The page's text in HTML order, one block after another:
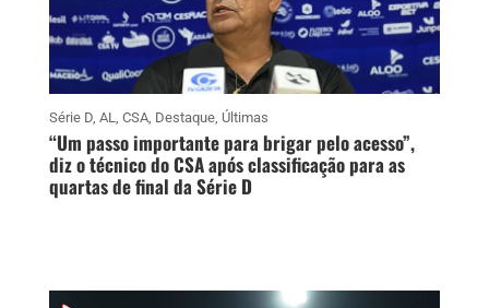
Série D, AL, CSA, Destaque, Últimas
“Um passo importante para brigar pelo acesso”,
diz o técnico do CSA após classificação para as
quartas de final da Série D